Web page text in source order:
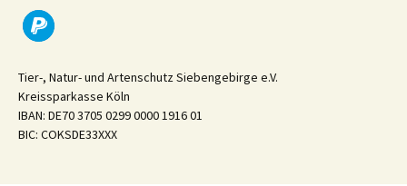
Tier-, Natur- und Artenschutz Siebengebirge e.V.
Kreissparkasse Köln
IBAN: DE70 3705 0299 0000 1916 01
BIC: COKSDE33XXX